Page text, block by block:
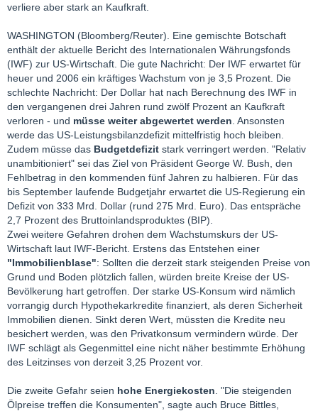
verliere aber stark an Kaufkraft.
WASHINGTON (Bloomberg/Reuter). Eine gemischte Botschaft
enthält der aktuelle Bericht des Internationalen Währungsfonds
(IWF) zur US-Wirtschaft. Die gute Nachricht: Der IWF erwartet für
heuer und 2006 ein kräftiges Wachstum von je 3,5 Prozent. Die
schlechte Nachricht: Der Dollar hat nach Berechnung des IWF in
den vergangenen drei Jahren rund zwölf Prozent an Kaufkraft
verloren - und müsse weiter abgewertet werden . Ansonsten
werde das US-Leistungsbilanzdefizit mittelfristig hoch bleiben.
Zudem müsse das Budgetdefizit stark verringert werden. "Relativ
unambitioniert" sei das Ziel von Präsident George W. Bush, den
Fehlbetrag in den kommenden fünf Jahren zu halbieren. Für das
bis September laufende Budgetjahr erwartet die US-Regierung ein
Defizit von 333 Mrd. Dollar (rund 275 Mrd. Euro). Das entspräche
2,7 Prozent des Bruttoinlandsproduktes (BIP).
Zwei weitere Gefahren drohen dem Wachstumskurs der US-
Wirtschaft laut IWF-Bericht. Erstens das Entstehen einer
"Immobilienblase": Sollten die derzeit stark steigenden Preise von
Grund und Boden plötzlich fallen, würden breite Kreise der US-
Bevölkerung hart getroffen. Der starke US-Konsum wird nämlich
vorrangig durch Hypothekarkredite finanziert, als deren Sicherheit
Immobilien dienen. Sinkt deren Wert, müssten die Kredite neu
besichert werden, was den Privatkonsum vermindern würde. Der
IWF schlägt als Gegenmittel eine nicht näher bestimmte Erhöhung
des Leitzinses von derzeit 3,25 Prozent vor.
Die zweite Gefahr seien hohe Energiekosten . "Die steigenden
Ölpreise treffen die Konsumenten", sagte auch Bruce Bittles,